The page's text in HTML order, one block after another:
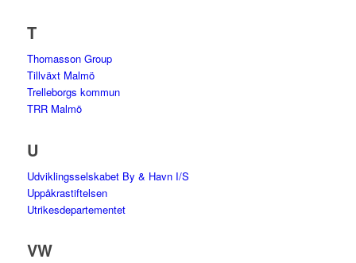
T
Thomasson Group
Tillväxt Malmö
Trelleborgs kommun
TRR Malmö
U
Udviklingsselskabet By & Havn I/S
Uppåkrastiftelsen
Utrikesdepartementet
VW